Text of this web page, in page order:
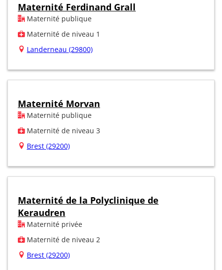
Maternité Ferdinand Grall
Maternité publique
Maternité de niveau 1
Landerneau (29800)
Maternité Morvan
Maternité publique
Maternité de niveau 3
Brest (29200)
Maternité de la Polyclinique de
Keraudren
Maternité privée
Maternité de niveau 2
Brest (29200)